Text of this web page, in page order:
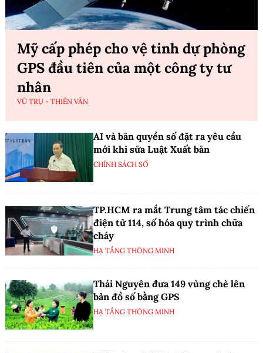
Mỹ cấp phép cho vệ tinh dự phòng
GPS đầu tiên của một công ty tư
nhân
VŨ TRỤ - THIÊN VĂN
AI và bản quyền số đặt ra yêu cầu
mới khi sửa Luật Xuất bản
CHÍNH SÁCH SỐ
TP.HCM ra mắt Trung tâm tác chiến
điện tử 114, số hóa quy trình chữa
cháy
HẠ TẦNG THÔNG MINH
Thái Nguyên đưa 149 vùng chè lên
bản đồ số bằng GPS
HẠ TẦNG THÔNG MINH